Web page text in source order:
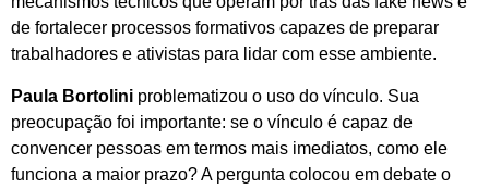
de fortalecer processos formativos capazes de preparar
trabalhadores e ativistas para lidar com esse ambiente.
Paula Bortolini problematizou o uso do vínculo. Sua
preocupação foi importante: se o vínculo é capaz de
convencer pessoas em termos mais imediatos, como ele
funciona a maior prazo? A pergunta colocou em debate o